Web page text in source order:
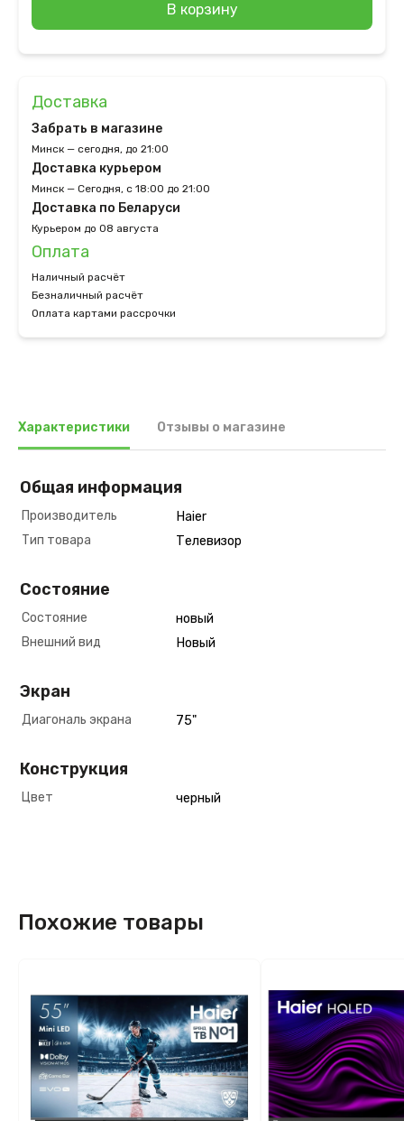
В корзину
Доставка
Забрать в магазине
Минск — сегодня, до 21:00
Доставка курьером
Минск — Сегодня, с 18:00 до 21:00
Доставка по Беларуси
Курьером до 08 августа
Оплата
Наличный расчёт
Безналичный расчёт
Оплата картами рассрочки
Характеристики Отзывы о магазине
Общая информация
Производитель
Haier
Тип товара
Телевизор
Состояние
Состояние
новый
Внешний вид
Новый
Экран
Диагональ экрана 75"
Конструкция
Цвет черный
Похожие товары